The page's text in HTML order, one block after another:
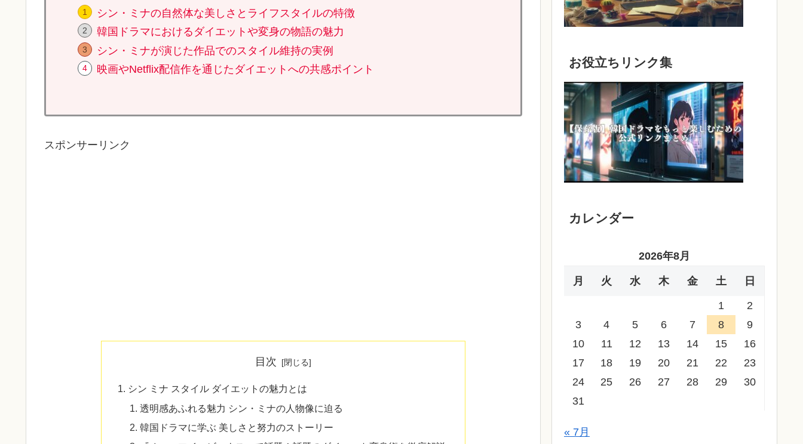
シン・ミナの自然体な美しさとライフスタイルの特徴
韓国ドラマにおけるダイエットや変身の物語の魅力
シン・ミナが演じた作品でのスタイル維持の実例
映画やNetflix配信作を通じたダイエットへの共感ポイント
スポンサーリンク
目次
シン ミナ スタイル ダイエットの魅力とは
透明感あふれる魅力 シン・ミナの人物像に迫る
韓国ドラマに学ぶ 美しさと努力のストーリー
お役立ちリンク集
カレンダー
2026年8月
月 火 水 木 金 土 日
1
2
3
4 5 6 7 8
9
10
11 12 13 14 15
16
17
18 19 20 21 22
23
24
25 26 27 28 29
30
31
« 7月